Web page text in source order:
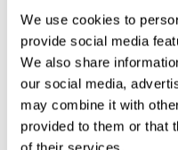
We use cookies to
provide social media
We also share
our social media,
may combine it with
provided to them or that
prosessivaatimuksiin.
tunnetaan laajasta
monipuolisista
propaani-/
koksaamokaasu sekä
sen seokset.